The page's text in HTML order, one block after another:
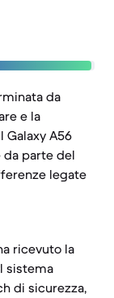
da
e la
Galaxy A56
parte del
legate
ricevuto la
sistema
di sicurezza,